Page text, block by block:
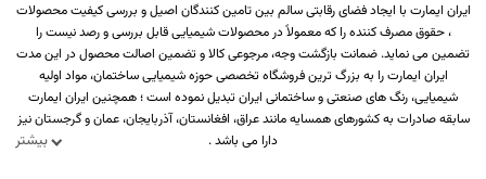
بیشتر
ایران ایمارت با ایجاد فضای رقابتی سالم بین تامین کنندگان اصیل و بررسی کیفیت محصولات
، حقوق مصرف کننده را که معمولاً در محصولات شیمیایی قابل بررسی و رصد نیست را
تضمین می نماید. ضمانت بازگشت وجه، مرجوعی کالا و تضمین اصالت محصول در این مدت
ایران ایمارت را به بزرگ ترین فروشگاه تخصصی حوزه شیمیایی ساختمان، مواد اولیه
شیمیایی، رنگ های صنعتی و ساختمانی ایران تبدیل نموده است ؛ همچنین ایران ایمارت
سابقه صادرات به کشورهای همسایه مانند عراق، افغانستان، آذربایجان، عمان و گرجستان نیز
دارا می باشد .